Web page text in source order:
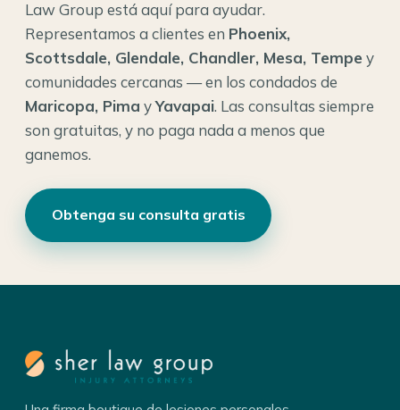
Law Group está aquí para ayudar.
Representamos a clientes en Phoenix,
Scottsdale, Glendale, Chandler, Mesa, Tempe y
comunidades cercanas — en los condados de
Maricopa, Pima yYavapai. Las consultas siempre
son gratuitas, y no paga nada a menos que
ganemos.
Obtenga su consulta gratis